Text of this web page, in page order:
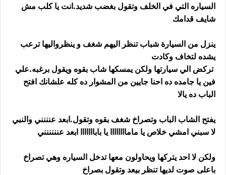
السياره التي في الخلف وتقول بغضب شديد.انت يا كلب مش
شايف قدامك
ينزل من السيارة شباب تنظر اليهم شغف و ينظرواليها ترعب
يشده لتخاف وكادت
تركض الي سيارتها ولكن يمسكها شاب بقوه ويقول برغبه.علي
فين يا جامده ده احنا جايين من المشوار ده كله علشانك افتح
الباب ده يالا
يفتح الشاب الباب وتصراخ شغف بقوه وتقول.ابعد عنننني والنبي
لا سبني امشي خلاص يا ماماااااااا يا بابااااااا ابعد عنننننني
ولكن لا احد يتركها ويحاولون معها تدخل السياره وهي تصراخ
باعلى صوت لديها تنظر بيعد وتقول بصراخ